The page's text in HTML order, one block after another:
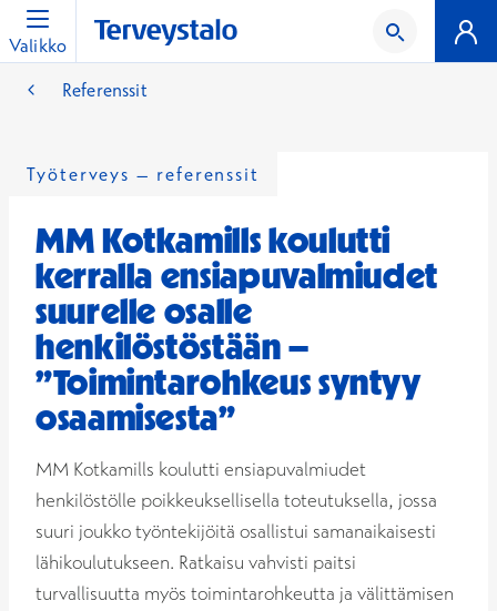
Valikko
Referenssit
Työterveys – referenssit
MM Kotkamills koulutti
kerralla ensiapuvalmiudet
suurelle osalle
henkilöstöstään –
”Toimintarohkeus syntyy
osaamisesta”
MM Kotkamills koulutti ensiapuvalmiudet
henkilöstölle poikkeuksellisella toteutuksella, jossa
suuri joukko työntekijöitä osallistui samanaikaisesti
lähikoulutukseen. Ratkaisu vahvisti paitsi
turvallisuutta myös toimintarohkeutta ja välittämisen